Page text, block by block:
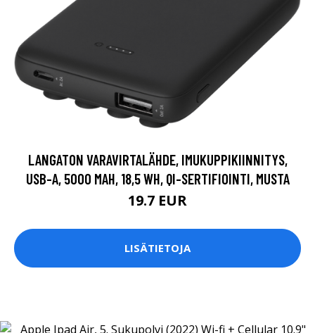
LANGATON VARAVIRTALÄHDE, IMUKUPPIKIINNITYS,
USB-A, 5000 MAH, 18,5 WH, QI-SERTIFIOINTI, MUSTA
19.7 EUR
LISÄTIETOJA